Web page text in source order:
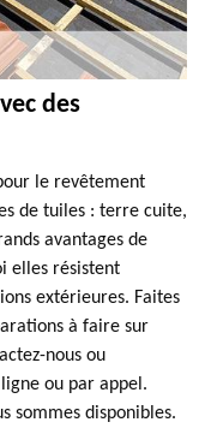
des
le revêtement
de tuiles : terre cuite,
avantages de
elles résistent
extérieures. Faites
à faire sur
nous ou
ou par appel.
sommes disponibles.